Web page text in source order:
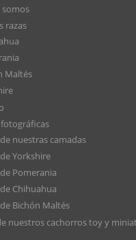
somos
razas
Maltés
fotográficas
nuestras camadas
Yorkshire
Pomerania
Chihuahua
Bichón Maltés
nuestros cachorros toy y